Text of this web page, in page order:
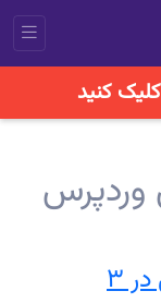
اتصال فرم وردپرس به ایمیل در ۳